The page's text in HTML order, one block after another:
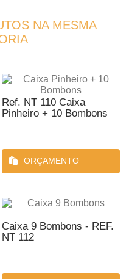
NA MESMA
Ref. NT 110 Caixa
Pinheiro + 10 Bombons
ORÇAMENTO
Caixa 9 Bombons - REF.
NT 112